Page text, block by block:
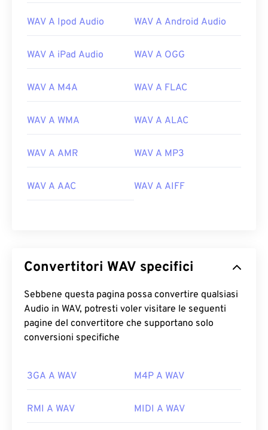
UltraMixerè un software per DJ multi-sistema
Elmedia Playersupporta i file WAV.
Data di rilascio iniziale:
1991
https://www.techopedia.com/definition/12636/
WAV A Ipod Audio WAV A Android Audio
WAV A iPad Audio WAV A OGG
WAV A M4A WAV A FLAC
WAV A WMA WAV A ALAC
WAV A AMR WAV A MP3
WAV A AAC WAV A AIFF
Convertitori WAV specifici
Sebbene questa pagina possa convertire qualsiasi
Audio in WAV, potresti voler visitare le seguenti
pagine del convertitore che supportano solo
conversioni specifiche
3GA A WAV M4P A WAV
RMI A WAV MIDI A WAV